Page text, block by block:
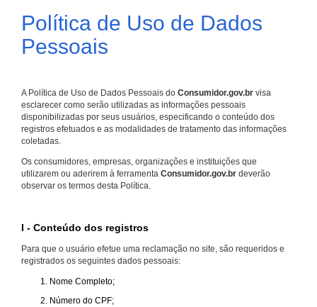
Política de Uso de Dados
Pessoais
A Política de Uso de Dados Pessoais do Consumidor.gov.br visa
esclarecer como serão utilizadas as informações pessoais
disponibilizadas por seus usuários, especificando o conteúdo dos
registros efetuados e as modalidades de tratamento das informações
coletadas.
Os consumidores, empresas, organizações e instituições que
utilizarem ou aderirem à ferramenta Consumidor.gov.br deverão
observar os termos desta Política.
I - Conteúdo dos registros
Para que o usuário efetue uma reclamação no site, são requeridos e
registrados os seguintes dados pessoais:
Nome Completo;
Número do CPF;